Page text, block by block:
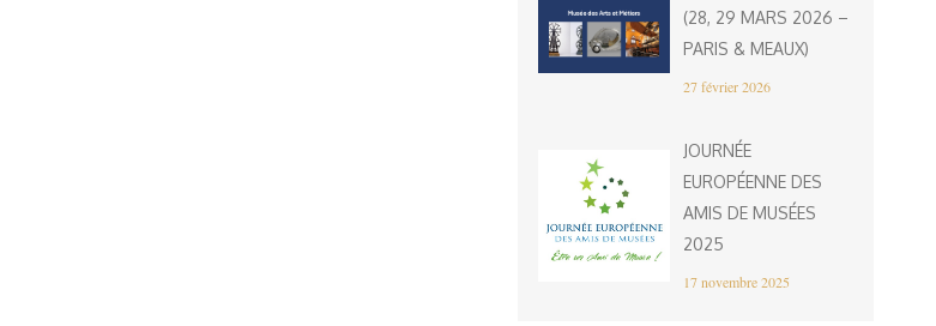
(28, 29 MARS 2026 –
PARIS & MEAUX)
27 février 2026
JOURNÉE
EUROPÉENNE DES
AMIS DE MUSÉES
2025
17 novembre 2025